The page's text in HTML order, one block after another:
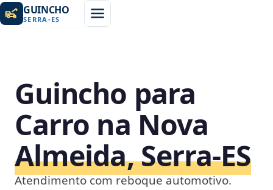
GUINCHO
SERRA -ES
Guincho para
Carro na Nova
Almeida, Serra‑ES
Atendimento com reboque automotivo.